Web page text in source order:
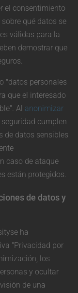
el consentimiento
qué datos se
válidas para la
demostrar que
"datos personales
que el interesado
Al anonimizar
cumplen
de datos sensibles
caso de ataque
están protegidos.
de datos y
ha
"Privacidad por
los
y ocultar
de una